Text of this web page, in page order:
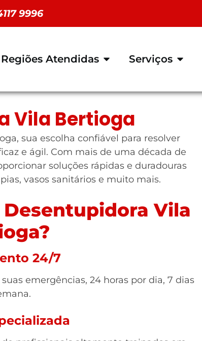
9996
Regiões Atendidas Serviços
Vila Bertioga
sua escolha confiável para resolver
e ágil. Com mais de uma década de
soluções rápidas e duradouras
vasos sanitários e muito mais.
Desentupidora Vila
24/7
emergências, 24 horas por dia, 7 dias